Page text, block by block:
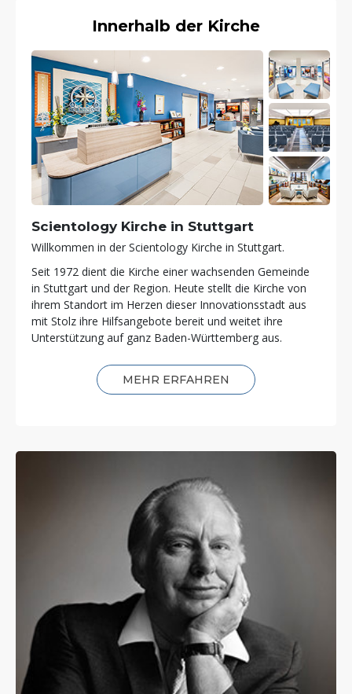
Innerhalb der Kirche
Scientology Kirche in Stuttgart
Willkommen in der Scientology Kirche in Stuttgart.
Seit 1972 dient die Kirche einer wachsenden Gemeinde
in Stuttgart und der Region. Heute stellt die Kirche von
ihrem Standort im Herzen dieser Innovationsstadt aus
mit Stolz ihre Hilfsangebote bereit und weitet ihre
Unterstützung auf ganz Baden-Württemberg aus.
MEHR ERFAHREN